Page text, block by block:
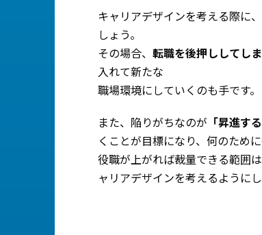
キャリアデザインを考える際に
しょう。
その場合、転職を後押ししてし
入れて新たな
職場環境にしていくのも手です。
また、陥りがちなのが 「昇進す
くことが目標になり、何のため
役職が上がれば裁量できる範囲
ャリアデザインを考えるようにし